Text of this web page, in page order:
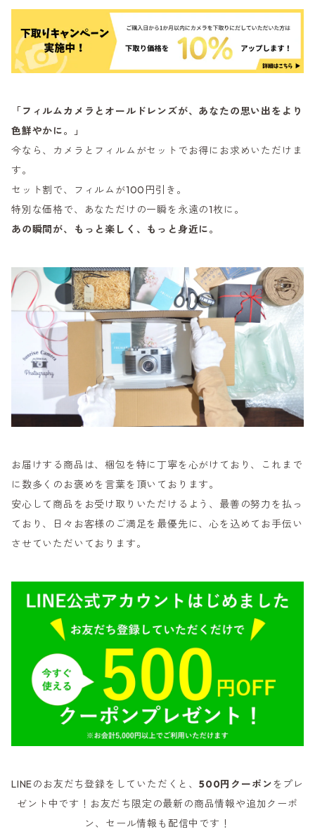
「フィルムカメラとオールドレンズが、あなたの思い出をより
色鮮やかに。」
今なら、カメラとフィルムがセットでお得にお求めいただけま
す。
セット割で、フィルムが100円引き。
特別な価格で、あなただけの一瞬を永遠の1枚に。
あの瞬間が、もっと楽しく、もっと身近に。
お届けする商品は、梱包を特に丁寧を心がけており、これまで
に数多くのお褒めを言葉を頂いております。
安心して商品をお受け取りいただけるよう、最善の努力を払っ
ており、日々お客様のご満足を最優先に、心を込めてお手伝い
させていただいております。
LINEのお友だち登録をしていただくと、500円クーポンをプレ
ゼント中です！お友だち限定の最新の商品情報や追加クーポ
ン、セール情報も配信中です！